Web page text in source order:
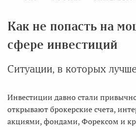
Как не попасть на
сфере инвестиций
Ситуации, в которых
Инвестиции давно стали
открывают брокерские счета,
акциями, фондами, Форексом и